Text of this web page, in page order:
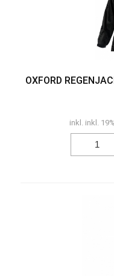
OXFORD
inkl. inkl.